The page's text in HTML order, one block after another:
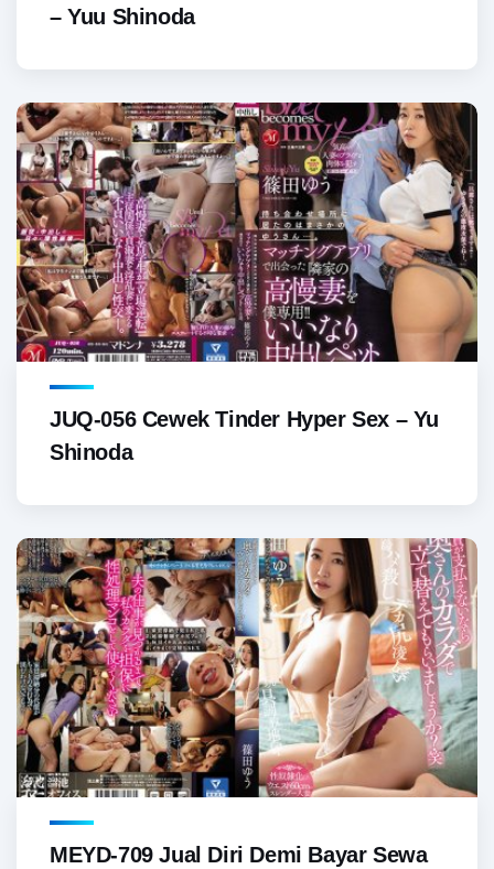
– Yuu Shinoda
JUQ-056 Cewek Tinder Hyper Sex – Yu
Shinoda
MEYD-709 Jual Diri Demi Bayar Sewa